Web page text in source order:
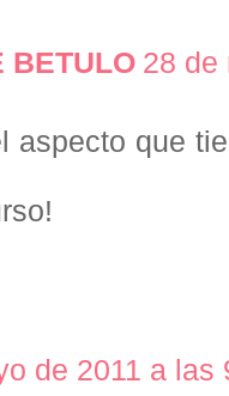
BETULO 28 de
aspecto que
de 2011 a las